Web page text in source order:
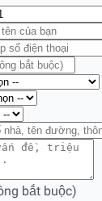
bắt buộc)